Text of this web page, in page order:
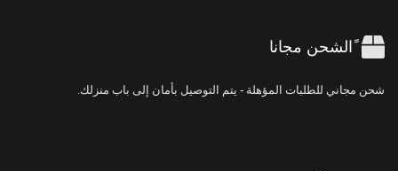
ًالشحن مجانا
شحن مجاني للطلبات المؤهلة - يتم التوصيل بأمان إلى باب منزلك.